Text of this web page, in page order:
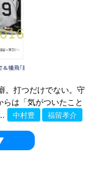
。打つだけでない。守
らは「気がついたこと
中村豊 福留孝介